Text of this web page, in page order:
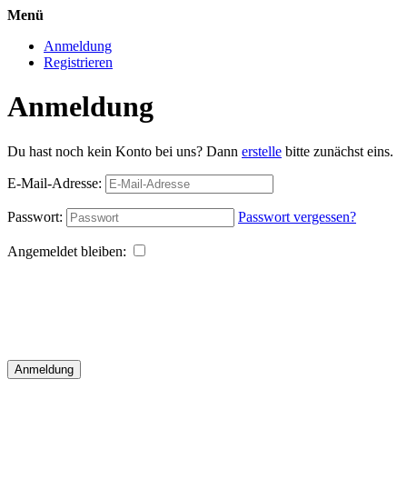
Menü
Anmeldung
Registrieren
Anmeldung
Du hast noch kein Konto bei uns? Dann erstelle bitte zunächst eins.
E-Mail-Adresse:
Passwort: Passwort vergessen?
Angemeldet bleiben:
Anmeldung